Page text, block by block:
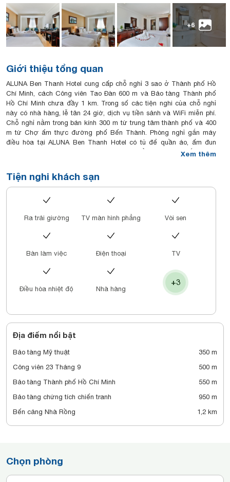
+6
Giới thiệu tổng quan
ALUNA Ben Thanh Hotel cung cấp chỗ nghỉ 3 sao ở Thành phố Hồ
Chí Minh, cách Công viên Tao Đàn 600 m và Bảo tàng Thành phố
Hồ Chí Minh chưa đầy 1 km. Trong số các tiện nghi của chỗ nghỉ
này có nhà hàng, lễ tân 24 giờ, dịch vụ tiền sảnh và WiFi miễn phí.
Chỗ nghỉ nằm trong bán kính 300 m từ trung tâm thành phố và 400
m từ Chợ ẩm thực đường phố Bến Thành. Phòng nghỉ gắn máy
điều hòa tại ALUNA Ben Thanh Hotel có tủ để quần áo, ấm đun
nước, minibar, két an toàn, TV màn hình phẳng và phòng tắm riêng
giường và khăn tắm. Chỗ nghỉ phục vụ bữa sáng buffet, bữa sáng
kiểu lục địa hoặc bữa sáng kiểu Á hằng ngày. Các điểm tham quan
nổi tiếng gần chỗ nghỉ bao gồm trung tâm thương mại
Takashimaya Việt Nam, Trung tâm mua sắm Vincom và Trụ sở
Tân Sơn Nhất, cách ALUNA Ben Thanh Hotel 6 km.
Xem thêm
Tiện nghi khách sạn
Ra trải giường TV màn hình phẳng Vòi sen
Bàn làm việc Điện thoại TV
Điều hòa nhiệt độ Nhà hàng
+3
Địa điểm nổi bật
Bảo tàng Mỹ thuật
350 m
Công viên 23 Tháng 9
500 m
Bảo tàng Thành phố Hồ Chí Minh
550 m
Bảo tàng chứng tích chiến tranh
950 m
Bến cảng Nhà Rồng
1,2 km
Chọn phòng